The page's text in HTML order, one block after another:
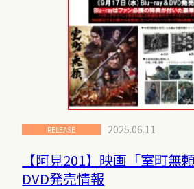
RELEASE 2025.06.11
【阿見201】映画「室町無
DVD発売情報